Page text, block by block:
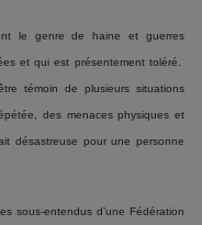
le genre de haine et guerres
et qui est présentement toléré.
témoin de plusieurs situations
des menaces physiques et
désastreuse pour une personne
sous-entendus d’une Fédération